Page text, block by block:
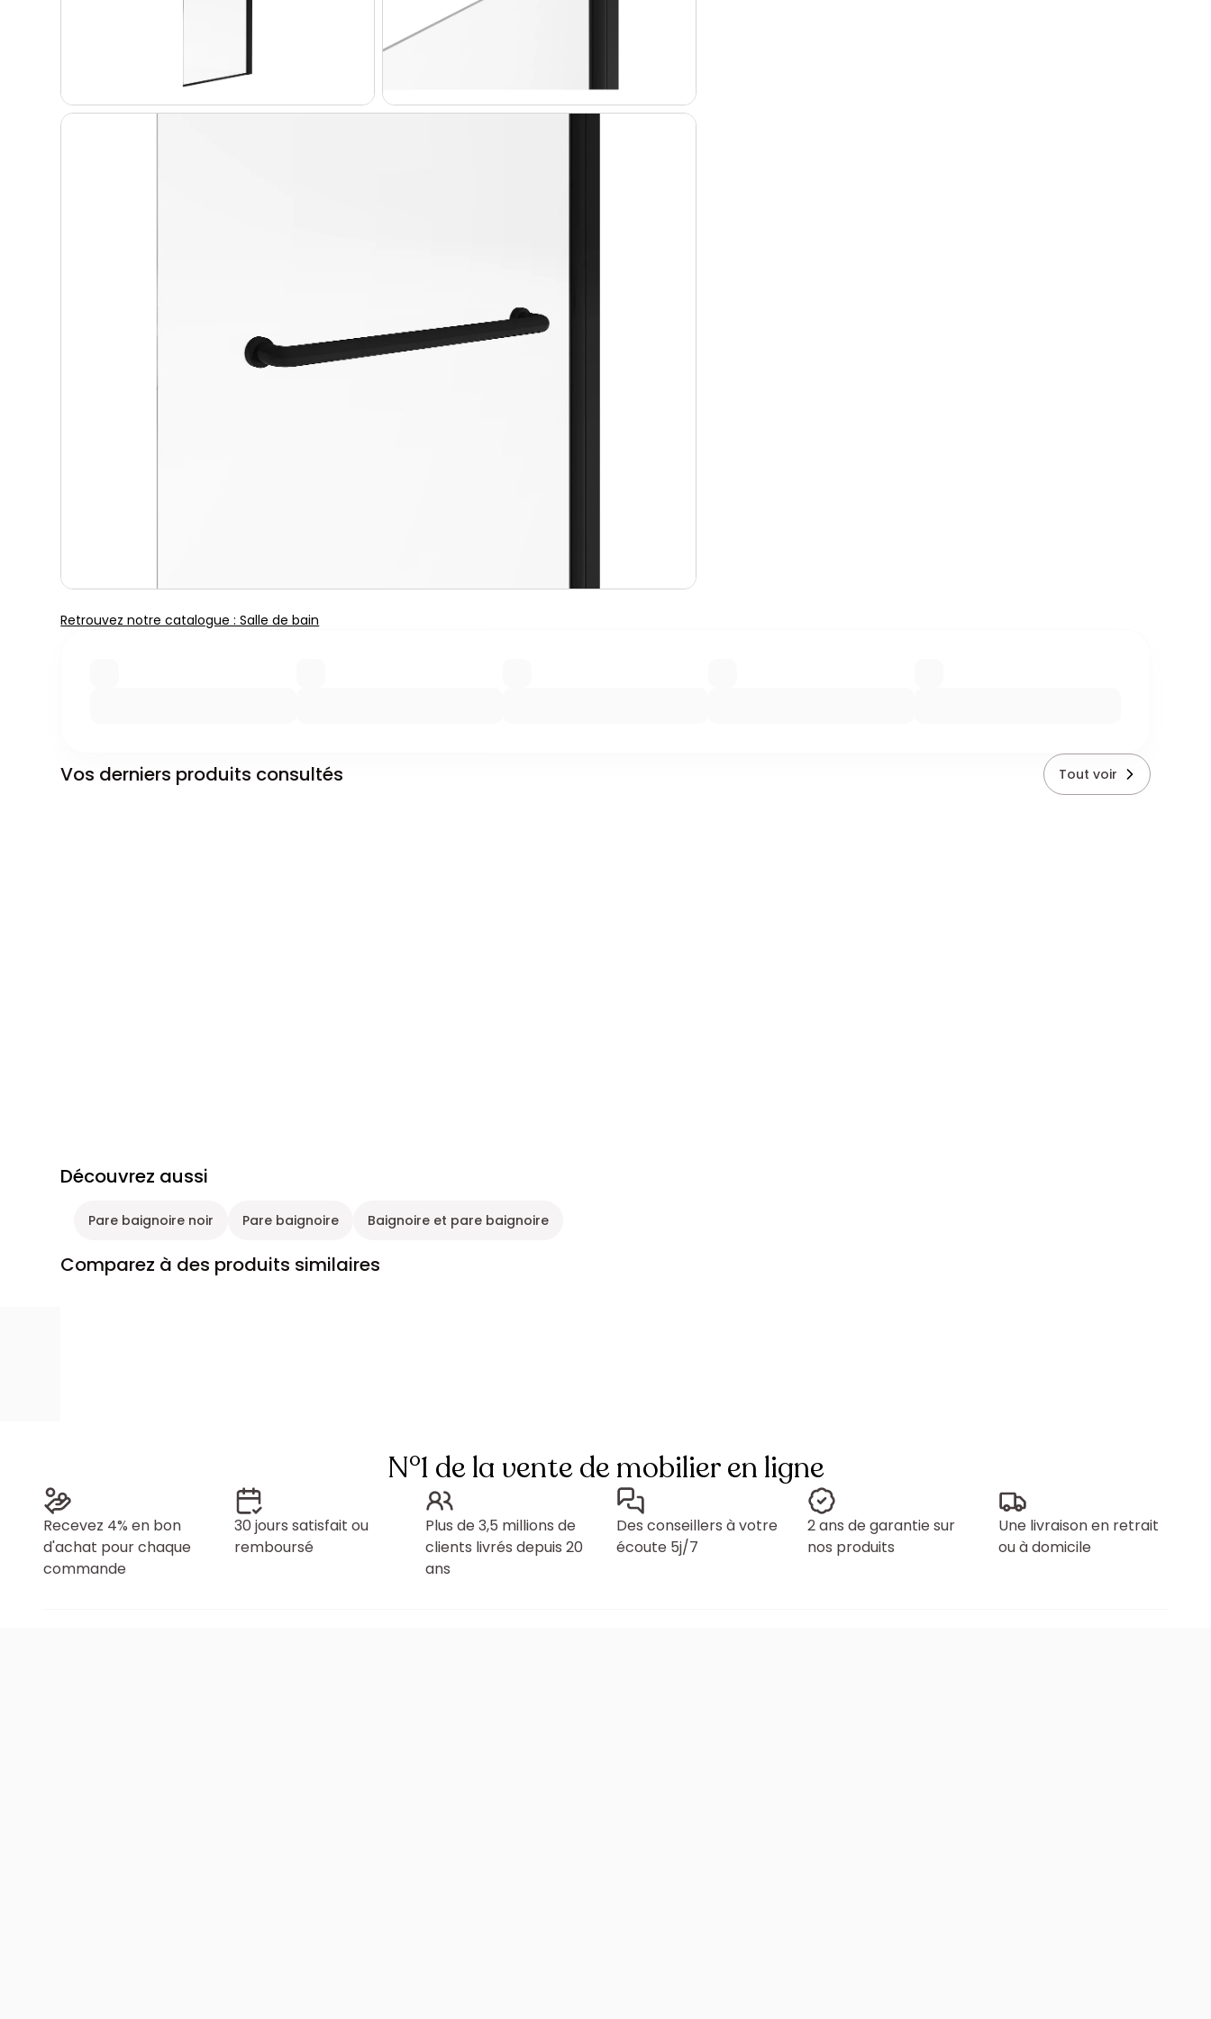
Retrouvez notre catalogue : Salle de bain
Vos derniers produits consultés Tout voir
Découvrez aussi
Pare baignoire noir Pare baignoire Baignoire et pare baignoire
Comparez à des produits similaires
N°1 de la vente de mobilier en ligne
Recevez 4% en bon
d'achat pour chaque
commande
30 jours satisfait ou
remboursé
Plus de 3,5 millions de
clients livrés depuis 20
ans
Des conseillers à votre
écoute 5j/7
2 ans de garantie sur
nos produits
Une livraison en retrait
ou à domicile